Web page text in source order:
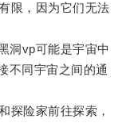
，因为它们无法
vp可能是宇宙中
不同宇宙之间的通
险家前往探索，